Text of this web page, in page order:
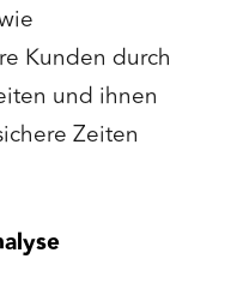
Kunden durch
und ihnen
Zeiten